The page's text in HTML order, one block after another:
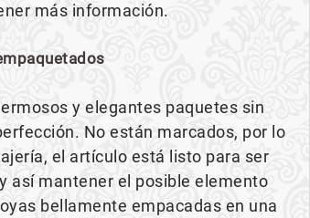
más información.
y elegantes paquetes sin
No están marcados, por lo
el artículo está listo para ser
así mantener el posible elemento
bellamente empacadas en una